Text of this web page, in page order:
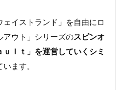
イストランド」を自由にロ
アウト」シリーズのスピンオ
ｕｌｔ」を運営していくシミ
ます。